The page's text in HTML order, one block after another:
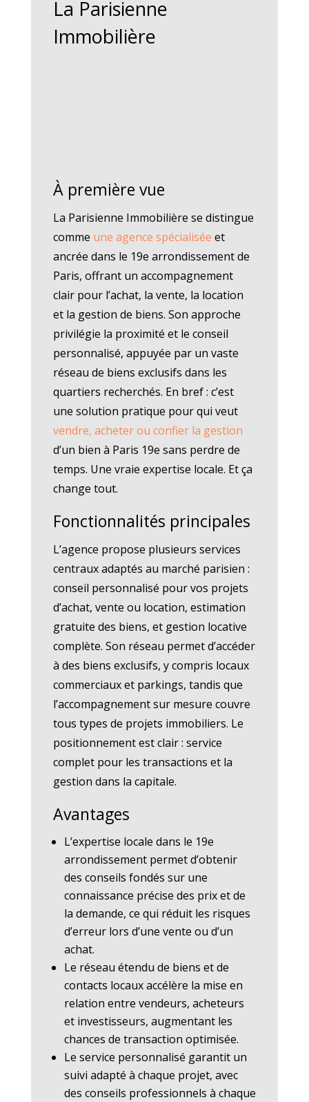
La Parisienne
Immobilière
À première vue
La Parisienne Immobilière se distingue
comme une agence spécialisée et
ancrée dans le 19e arrondissement de
Paris, offrant un accompagnement
clair pour l’achat, la vente, la location
et la gestion de biens. Son approche
privilégie la proximité et le conseil
personnalisé, appuyée par un vaste
réseau de biens exclusifs dans les
quartiers recherchés. En bref : c’est
une solution pratique pour qui veut
vendre, acheter ou confier la gestion
d’un bien à Paris 19e sans perdre de
temps. Une vraie expertise locale. Et ça
change tout.
Fonctionnalités principales
L’agence propose plusieurs services
centraux adaptés au marché parisien :
conseil personnalisé pour vos projets
d’achat, vente ou location, estimation
gratuite des biens, et gestion locative
complète. Son réseau permet d’accéder
à des biens exclusifs, y compris locaux
commerciaux et parkings, tandis que
l’accompagnement sur mesure couvre
tous types de projets immobiliers. Le
positionnement est clair : service
complet pour les transactions et la
gestion dans la capitale.
Avantages
L’expertise locale dans le 19e
arrondissement permet d’obtenir
des conseils fondés sur une
connaissance précise des prix et de
la demande, ce qui réduit les risques
d’erreur lors d’une vente ou d’un
achat.
Le réseau étendu de biens et de
contacts locaux accélère la mise en
relation entre vendeurs, acheteurs
et investisseurs, augmentant les
chances de transaction optimisée.
Le service personnalisé garantit un
suivi adapté à chaque projet, avec
des conseils professionnels à chaque